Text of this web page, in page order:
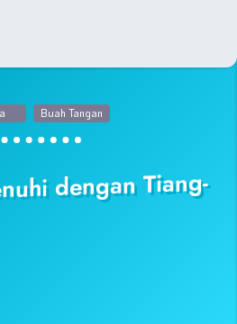
Buah Tangan
dengan Tiang-